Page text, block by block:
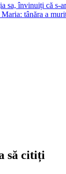
sa, învinuiți că s-
tânăra a
să citiți